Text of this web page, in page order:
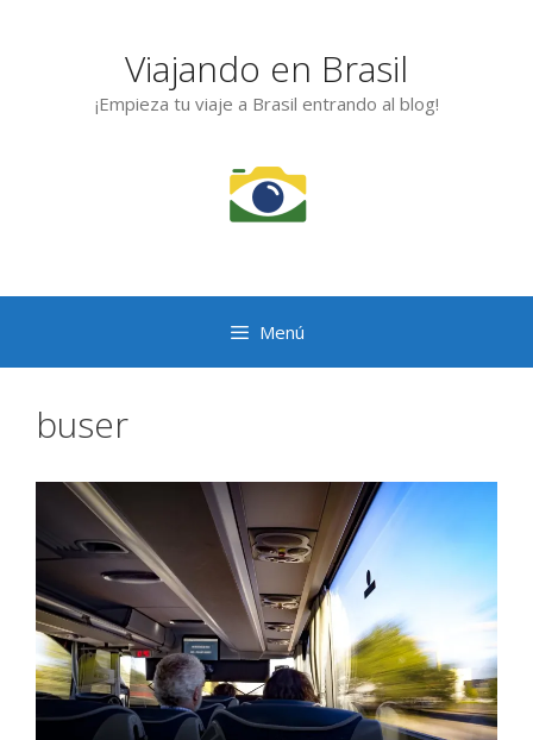
Viajando en Brasil
¡Empieza tu viaje a Brasil entrando al blog!
Menú
buser